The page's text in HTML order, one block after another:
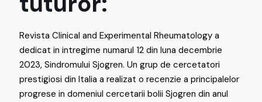
Revista Clinical and Experimental Rheumatology a
dedicat in intregime numarul 12 din luna decembrie
2023, Sindromului Sjogren. Un grup de cercetatori
prestigiosi din Italia a realizat o recenzie a principalelor
progrese in domeniul cercetarii bolii Sjogren din anul